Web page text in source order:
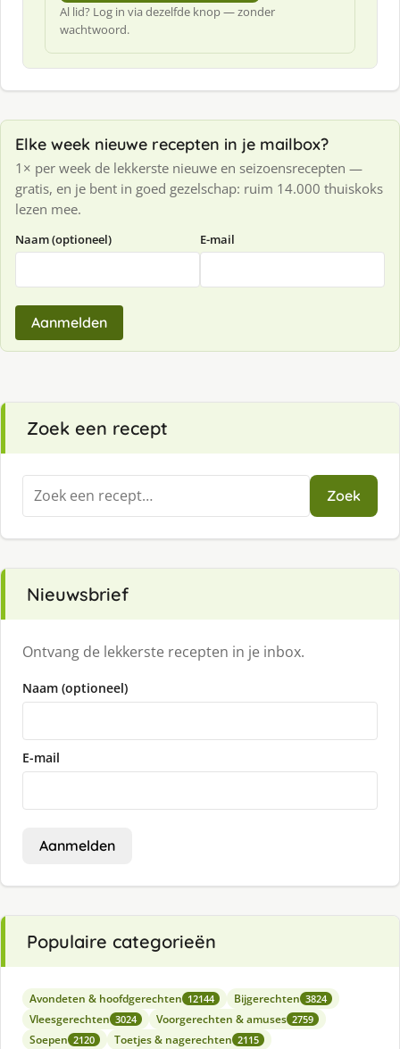
Al lid? Log in via dezelfde knop — zonder
wachtwoord.
Elke week nieuwe recepten in je mailbox?
1× per week de lekkerste nieuwe en seizoensrecepten —
gratis, en je bent in goed gezelschap: ruim 14.000 thuiskoks
lezen mee.
Naam (optioneel) E-mail
Aanmelden
Zoek een recept
Zoeken
naar:
Zoek
Nieuwsbrief
Ontvang de lekkerste recepten in je inbox.
Naam (optioneel)
E-mail
Aanmelden
Populaire categorieën
Avondeten & hoofdgerechten 12144 Bijgerechten 3824
Vleesgerechten 3024 Voorgerechten & amuses 2759
Soepen 2120 Toetjes & nagerechten 2115